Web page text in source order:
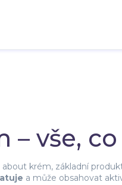
– vše,
about krém, základní
a může obsahovat